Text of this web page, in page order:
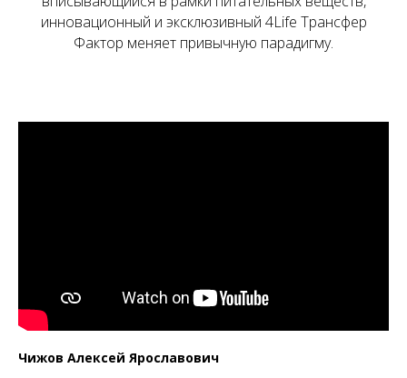
инновационный и эксклюзивный 4Life Трансфер
Фактор меняет привычную парадигму.
Чижов Алексей Ярославович